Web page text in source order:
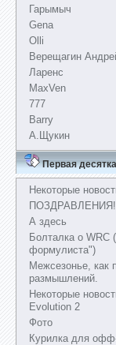
Гарымыч
Gena
Olli
Верещагин
Ларенс
MaxVen
777
Barry
А.Щукин
Первая
Некоторые
А здесь
Болталка о WRC
формулиста")
Межсезонье, как
размышлений.
Некоторые
Evolution 2
Фото
Курилка для